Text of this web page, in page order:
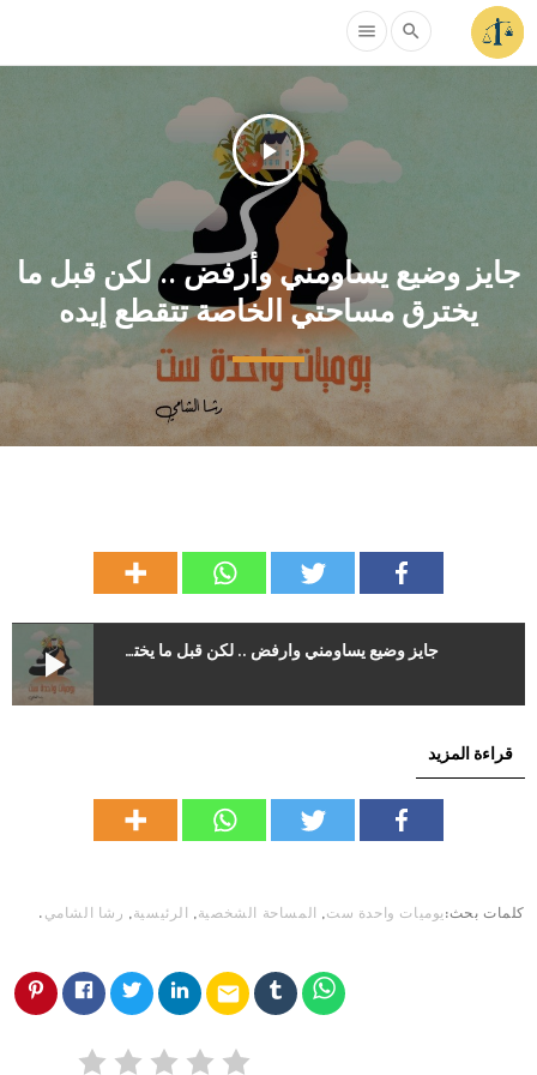
search
menu
play_arrow
جايز وضيع يساومني وأرفض .. لكن قبل ما
يخترق مساحتي الخاصة تتقطع إيده
play_arrow جايز وضيع يساومني وأرفض .. لكن قبل ما يخترق مساحتي الخاصة تتقطع إيده
قراءة المزيد
كلمات بحث: يوميات واحدة ست, المساحة الشخصية, الرئيسية, رشا الشامي .
email